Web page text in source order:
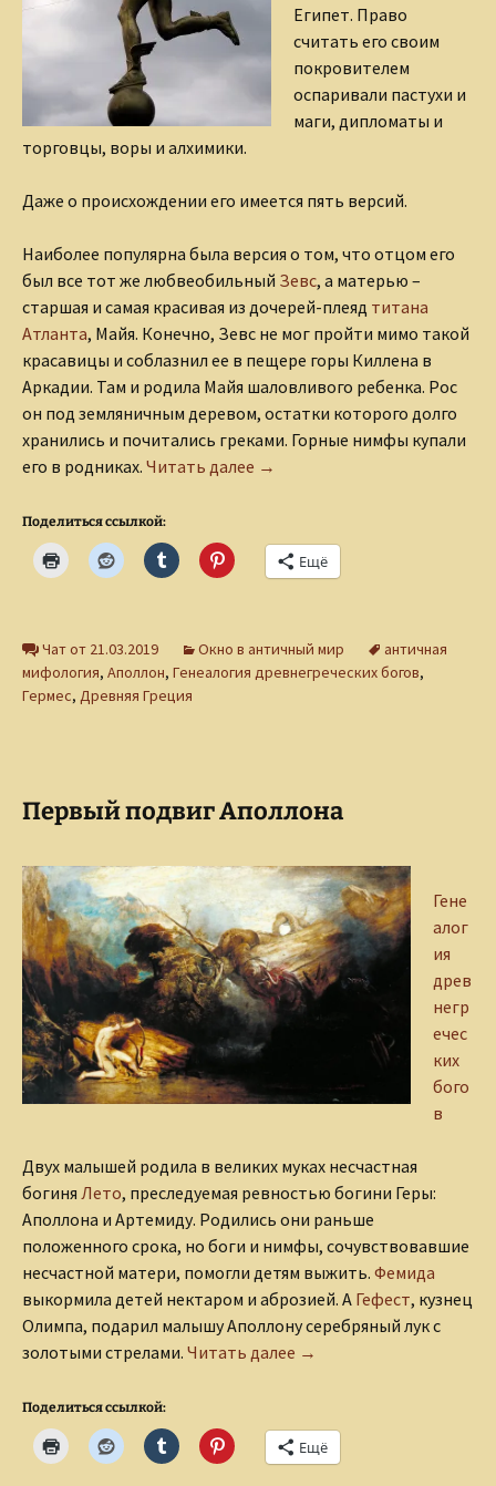
Египет. Право
считать его своим
покровителем
оспаривали пастухи и
маги, дипломаты и
торговцы, воры и алхимики.
Даже о происхождении его имеется пять версий.
Наиболее популярна была версия о том, что отцом его
был все тот же любвеобильный Зевс, а матерью –
старшая и самая красивая из дочерей-плеяд титана
Атланта, Майя. Конечно, Зевс не мог пройти мимо такой
красавицы и соблазнил ее в пещере горы Киллена в
Аркадии. Там и родила Майя шаловливого ребенка. Рос
он под земляничным деревом, остатки которого долго
хранились и почитались греками. Горные нимфы купали
его в родниках. Читать далее Шаловливый младенец
→
Поделиться ссылкой:
Ещё
Чат от 21.03.2019 Окно в античный мир
античная
мифология, Аполлон, Генеалогия древнегреческих богов,
Гермес, Древняя Греция
Первый подвиг Аполлона
Гене
алог
ия
древ
негр
ечес
ких
бого
в
Двух малышей родила в великих муках несчастная
богиня Лето, преследуемая ревностью богини Геры:
Аполлона и Артемиду. Родились они раньше
положенного срока, но боги и нимфы, сочувствовавшие
несчастной матери, помогли детям выжить. Фемида
выкормила детей нектаром и аброзией. А Гефест, кузнец
Олимпа, подарил малышу Аполлону серебряный лук с
золотыми стрелами. Читать далее Первый подвиг
→
Поделиться ссылкой:
Ещё